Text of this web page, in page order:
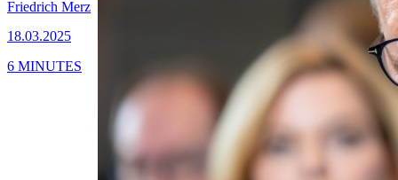
Friedrich Merz
18.03.2025
6 MINUTES